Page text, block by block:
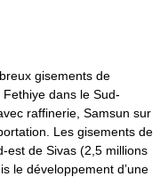
gisements de
dans le Sud-
raffinerie, Samsun sur
Les gisements de
est de Sivas (2,5 millions
le développement d’une